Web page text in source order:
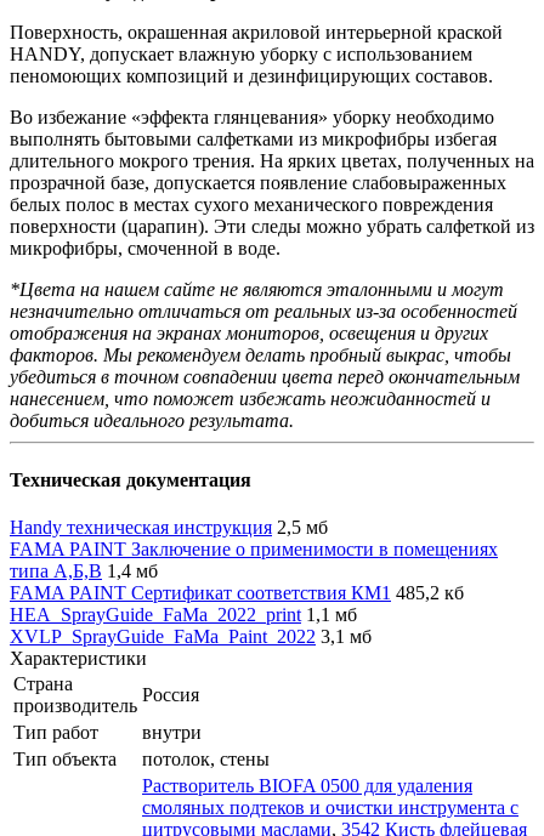
Поверхность, окрашенная акриловой интерьерной краской
HANDY, допускает влажную уборку с использованием
пеномоющих композиций и дезинфицирующих составов.
Во избежание «эффекта глянцевания» уборку необходимо
выполнять бытовыми салфетками из микрофибры избегая
длительного мокрого трения. На ярких цветах, полученных на
прозрачной базе, допускается появление слабовыраженных
белых полос в местах сухого механического повреждения
поверхности (царапин). Эти следы можно убрать салфеткой из
микрофибры, смоченной в воде.
*Цвета на нашем сайте не являются эталонными и могут
незначительно отличаться от реальных из-за особенностей
отображения на экранах мониторов, освещения и других
факторов. Мы рекомендуем делать пробный выкрас, чтобы
убедиться в точном совпадении цвета перед окончательным
нанесением, что поможет избежать неожиданностей и
добиться идеального результата.
Техническая документация
Handy техническая инструкция 2,5 мб
FAMA PAINT Заключение о применимости в помещениях
типа А,Б,В 1,4 мб
FAMA PAINT Сертификат соответствия КМ1 485,2 кб
HEA_SprayGuide_FaMa_2022_print 1,1 мб
XVLP_SprayGuide_FaMa_Paint_2022 3,1 мб
Характеристики
Страна
производитель
Россия
Тип работ
внутри
Тип объекта
потолок, стены
Растворитель BIOFA 0500 для удаления
смоляных подтеков и очистки инструмента с
цитрусовыми маслами, 3542 Кисть флейцевая